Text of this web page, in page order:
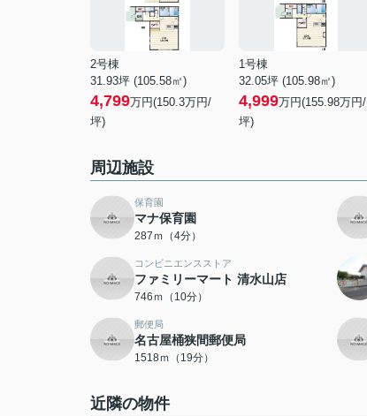
2号棟
31.93坪 (105.58㎡)
4,799万円(150.3万円/
坪)
1号棟
32.05坪 (105.98㎡)
4,999万円(155.98万円/
坪)
周辺施設
保育園
マナ保育園
287ｍ（4分）
コンビニエンスストア
ファミリーマート 清水山店
746ｍ（10分）
郵便局
名古屋桶狭間郵便局
1518ｍ（19分）
近隣の物件